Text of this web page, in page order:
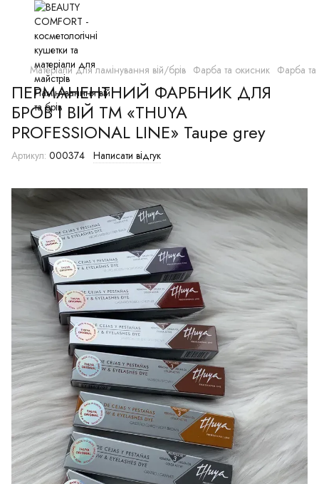
Матеріали для ламінування вій/брів Фарба та окисник Фарба та
ПЕРМАНЕНТНИЙ ФАРБНИК ДЛЯ
БРОВ І ВІЙ TM «THUYA
PROFESSIONAL LINE» Taupe grey
Артикул: 000374 Написати відгук